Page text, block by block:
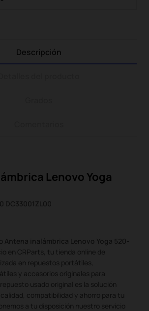
Descripción
Lenovo Yoga
DC33001ZL00
Antena inalámbrica Lenovo Yoga 520-
en CRParts, tu tienda online de
en repuestos portátiles,
y accesorios originales para
usado original es la solución
compatibilidad y ahorro para tu
a tu disposición nuestro servicio